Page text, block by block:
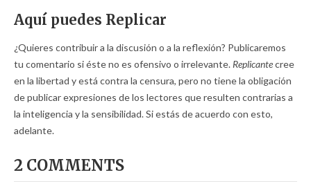
Aquí puedes Replicar
¿Quieres contribuir a la discusión o a la reflexión? Publicaremos
tu comentario si éste no es ofensivo o irrelevante. Replicantecree
en la libertad y está contra la censura, pero no tiene la obligación
de publicar expresiones de los lectores que resulten contrarias a
la inteligencia y la sensibilidad. Si estás de acuerdo con esto,
adelante.
2 COMMENTS